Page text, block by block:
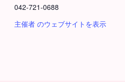
042-721-0688
主催者 のウェブサイトを表示